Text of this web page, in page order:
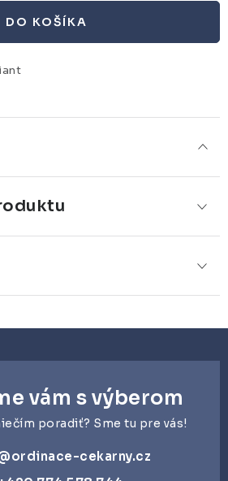
DO KOŠÍKA
vám s výberom
poradiť? Sme tu pre vás!
ordinace-cekarny.cz